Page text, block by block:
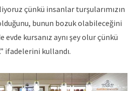
çünkü insanlar turşularımızın
bunun bozuk olabileceğini
evde kursanız aynı şey olur çünkü
ifadelerini kullandı.